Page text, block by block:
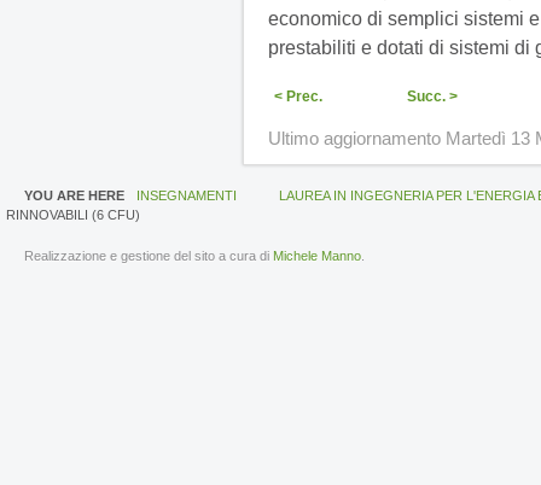
economico di semplici sistemi
prestabiliti e dotati di sistemi di
< Prec. Succ. >
Ultimo aggiornamento Martedì 13
YOU ARE HERE INSEGNAMENTI
LAUREA IN INGEGNERIA PER L'ENERGIA
RINNOVABILI (6 CFU)
Realizzazione e gestione del sito a cura di Michele Manno